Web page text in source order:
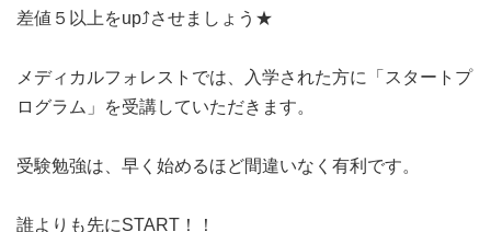
差値５以上をup⤴させましょう★
メディカルフォレストでは、入学された方に「スタートプ
ログラム」を受講していただきます。
受験勉強は、早く始めるほど間違いなく有利です。
誰よりも先にSTART！！